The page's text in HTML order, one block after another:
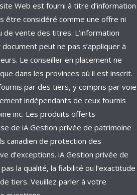
Web est fourni à titre d’information
être considéré comme une offre ni
de vente des titres. L’information
peut ne pas s’appliquer à
Le conseiller en placement ne
dans les provinces où il est inscrit.
par des tiers, y compris par voie
indépendants de ceux fournis
inc. Les produits offerts
de iA Gestion privée de patrimoine
canadien de protection des
d’exceptions. iA Gestion privée de
la qualité, la fiabilité ou l’exactitude
tiers. Veuillez parler à votre